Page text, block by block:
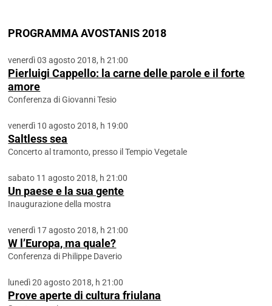
PROGRAMMA AVOSTANIS 2018
venerdì 03 agosto 2018, h 21:00
Pierluigi Cappello: la carne delle parole e il forte
amore
Conferenza di Giovanni Tesio
venerdì 10 agosto 2018, h 19:00
Saltless sea
Concerto al tramonto, presso il Tempio Vegetale
sabato 11 agosto 2018, h 21:00
Un paese e la sua gente
Inaugurazione della mostra
venerdì 17 agosto 2018, h 21:00
W l’Europa, ma quale?
Conferenza di Philippe Daverio
lunedì 20 agosto 2018, h 21:00
Prove aperte di cultura friulana